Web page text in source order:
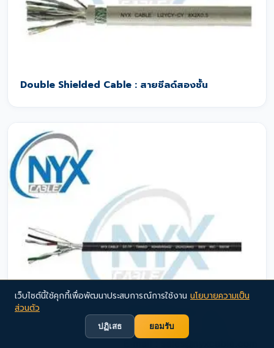
Double Shielded Cable : สายชีลด์สองชั้น
เว็บไซต์นี้ใช้คุกกี้เพื่อพัฒนาประสบการณ์การใช้งาน นโยบายความเป็น
ส่วนตัว
ปฏิเสธ ยอมรับ